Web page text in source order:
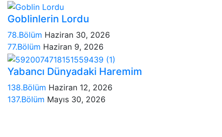
Goblinlerin Lordu
78.Bölüm Haziran 30, 2026
77.Bölüm Haziran 9, 2026
Yabancı Dünyadaki Haremim
138.Bölüm Haziran 12, 2026
137.Bölüm Mayıs 30, 2026